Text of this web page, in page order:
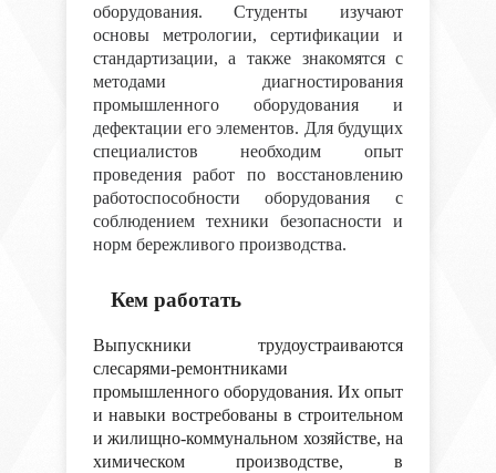
оборудования. Студенты изучают
основы метрологии, сертификации и
стандартизации, а также знакомятся с
методами диагностирования
промышленного оборудования и
дефектации его элементов. Для будущих
специалистов необходим опыт
проведения работ по восстановлению
работоспособности оборудования с
соблюдением техники безопасности и
норм бережливого производства.
Кем работать
Выпускники трудоустраиваются
слесарями-ремонтниками
промышленного оборудования. Их опыт
и навыки востребованы в строительном
и жилищно-коммунальном хозяйстве, на
химическом производстве, в